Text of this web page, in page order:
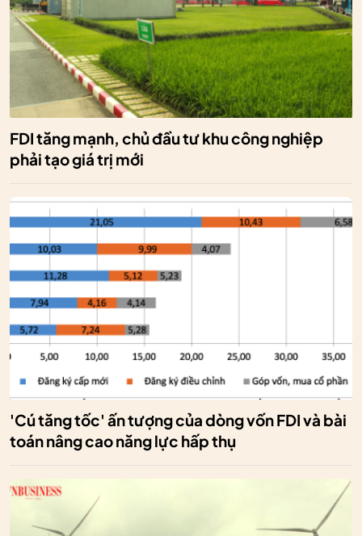
FDI tăng mạnh, chủ đầu tư khu công nghiệp
phải tạo giá trị mới
'Cú tăng tốc' ấn tượng của dòng vốn FDI và bài
toán nâng cao năng lực hấp thụ